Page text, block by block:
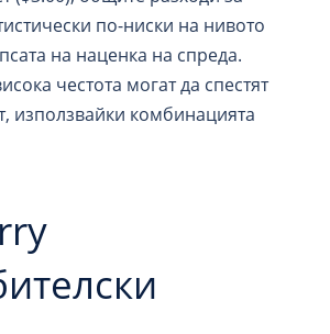
по-ниски на нивото
на наценка на спреда.
честота могат да спестят
използвайки комбинацията